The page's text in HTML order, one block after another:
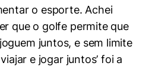
o esporte. Achei
que o golfe permite que
juntos, e sem limite
e jogar juntos’ foi a